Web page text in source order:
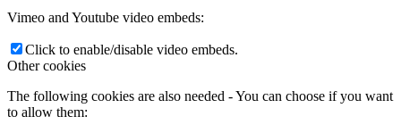
Vimeo and Youtube video embeds:
Click to enable/disable video embeds.
Other cookies
The following cookies are also needed - You can choose if you want
to allow them: